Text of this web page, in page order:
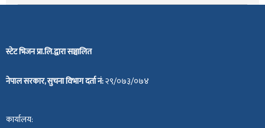
स्टेट भिजन प्रा.लि.द्वारा सञ्चालित
नेपाल सरकार, सुचना विभाग दर्ता नं:२९/०७३/०७४
कार्यालय: